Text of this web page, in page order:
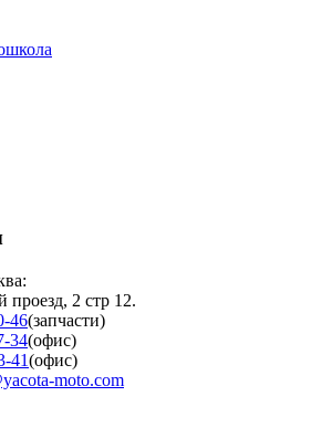
проезд, 2 стр 12.
46(запчасти)
34(офис)
41(офис)
moto.com